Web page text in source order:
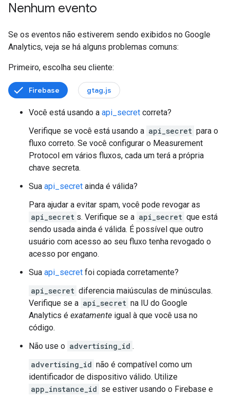
Nenhum evento
Se os eventos não estiverem sendo exibidos no Google
Analytics, veja se há alguns problemas comuns:
Primeiro, escolha seu cliente:
Firebase gtag.js
Você está usando a api_secret correta?
Verifique se você está usando a api_secret para o
fluxo correto. Se você configurar o Measurement
Protocol em vários fluxos, cada um terá a própria
chave secreta.
Sua api_secret ainda é válida?
Para ajudar a evitar spam, você pode revogar as
api_secret s. Verifique se a api_secret que está
sendo usada ainda é válida. É possível que outro
usuário com acesso ao seu fluxo tenha revogado o
acesso por engano.
Sua api_secret foi copiada corretamente?
api_secret diferencia maiúsculas de minúsculas.
Verifique se a api_secret na IU do Google
Analytics é exatamente igual à que você usa no
código.
Não use o advertising_id .
advertising_id não é compatível como um
identificador de dispositivo válido. Utilize
app_instance_id se estiver usando o Firebase e